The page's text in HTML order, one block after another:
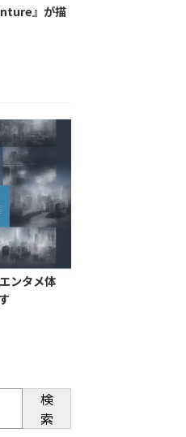
』が描
ンタメ体
検
索